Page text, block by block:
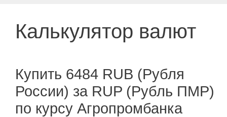
Калькулятор валют
Купить 6484 RUB (Рубля
России) за RUP (Рубль ПМР)
по курсу Агропромбанка